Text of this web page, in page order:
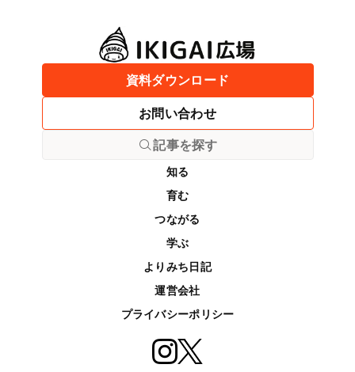
資料ダウンロード
お問い合わせ
記事を探す
知る
育む
つながる
学ぶ
よりみち日記
運営会社
プライバシーポリシー